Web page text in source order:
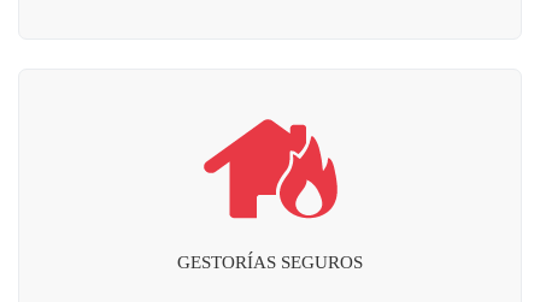
GESTORÍAS SEGUROS